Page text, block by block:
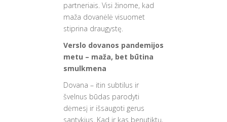
partneriais. Visi žinome, kad
maža dovanėlė visuomet
stiprina draugystę.
Verslo dovanos pandemijos
metu – maža, bet būtina
smulkmena
Dovana – itin subtilus ir
švelnus būdas parodyti
dėmesį ir išsaugoti gerus
santykius. Kad ir kas benutiktų,